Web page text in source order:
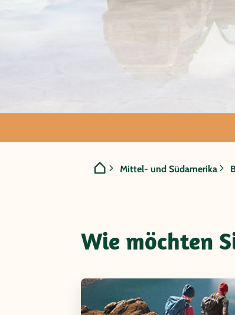
REISEN NACHMittel- und Südamerika
Wie möchten